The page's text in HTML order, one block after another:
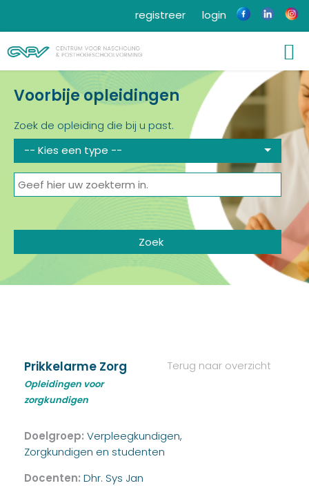
login
registreer
Voorbije opleidingen
Zoek de opleiding die bij u past.
-- Kies een type --
Terug naar overzicht
Prikkelarme Zorg
Opleidingen voor
zorgkundigen
Doelgroep: Verpleegkundigen,
Zorgkundigen en studenten
Docenten: Dhr. Sys Jan